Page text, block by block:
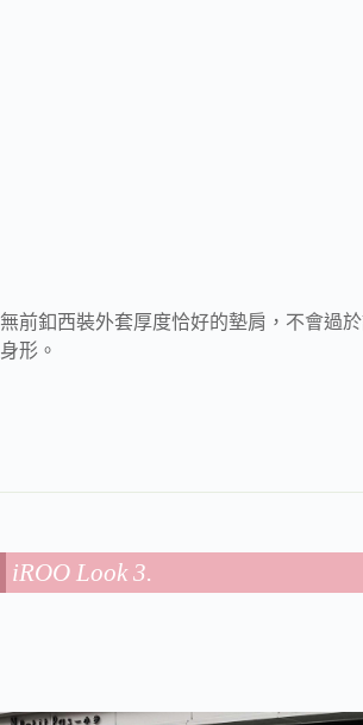
無前釦西裝外套厚度恰好的墊肩，不會過
身形。
iROO Look 3.